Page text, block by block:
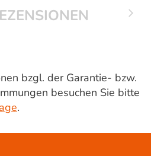
bzgl. der Garantie- bzw.
besuchen Sie bitte
.